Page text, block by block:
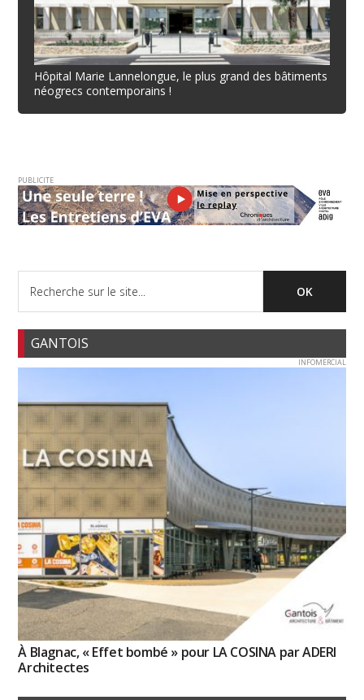
Hôpital Marie Lannelongue, le plus grand des bâtiments
néogrecs contemporains !
PUBLICITE
GANTOIS
INFOMERCIAL
À Blagnac, « Effet bombé » pour LA COSINA par ADERI
Architectes